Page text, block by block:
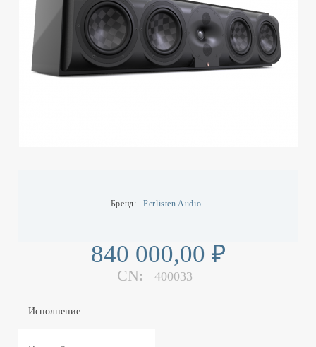
Бренд Perlisten Audio
840 000,00 ₽
CN: 400033
Исполнение